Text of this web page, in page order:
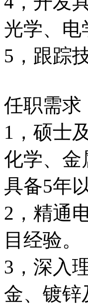
光学、电
5，跟踪
任职需求
1，硕士
化学、金
具备5年
2，精通
目经验。
3，深入
金、镀锌